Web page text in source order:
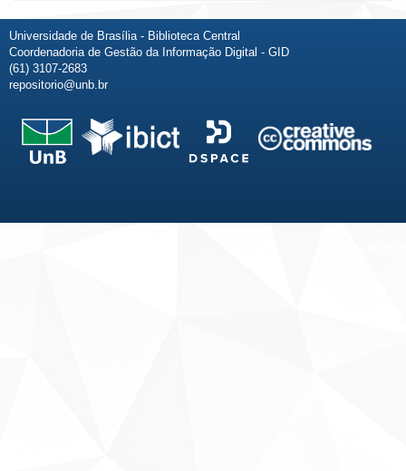
Universidade de Brasília - Biblioteca Central
Coordenadoria de Gestão da Informação Digital - GID
(61) 3107-2683
repositorio@unb.br